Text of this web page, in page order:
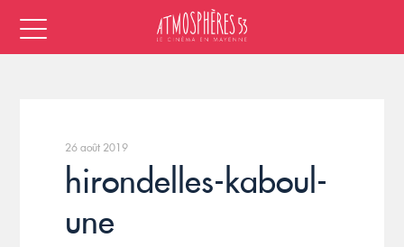
26 août 2019
hirondelles-kaboul-
une